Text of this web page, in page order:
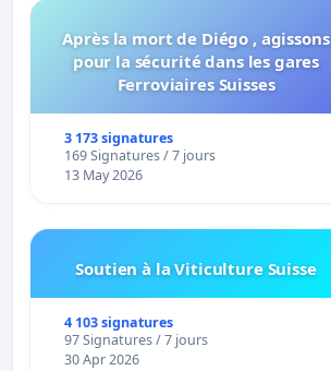
Après la mort de Diégo , agissons
pour la sécurité dans les gares
Ferroviaires Suisses
3 173 signatures
169 Signatures / 7 jours
13 May 2026
Soutien à la Viticulture Suisse
4 103 signatures
97 Signatures / 7 jours
30 Apr 2026